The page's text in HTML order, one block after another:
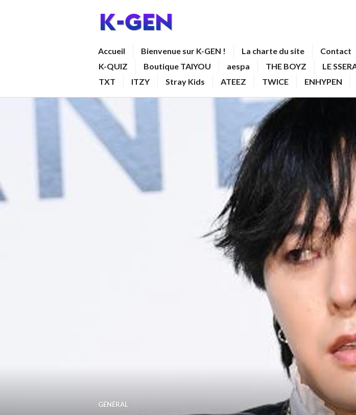
Accueil Bienvenue sur K-GEN ! La charte du site Contact
K-QUIZ
Boutique TAIYOU aespa THE BOYZ LE
TXT
ITZY Stray Kids ATEEZ TWICE ENHYPEN
GÉNÉRAL